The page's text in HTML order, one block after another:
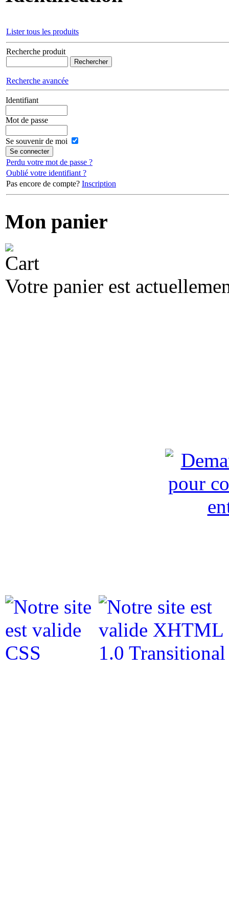
Recherche produit
Recherche avancée
Identifiant
Mot de passe
Se souvenir de moi
Perdu votre mot de passe ?
Oublié votre identifiant ?
Mon panier
Votre panier est